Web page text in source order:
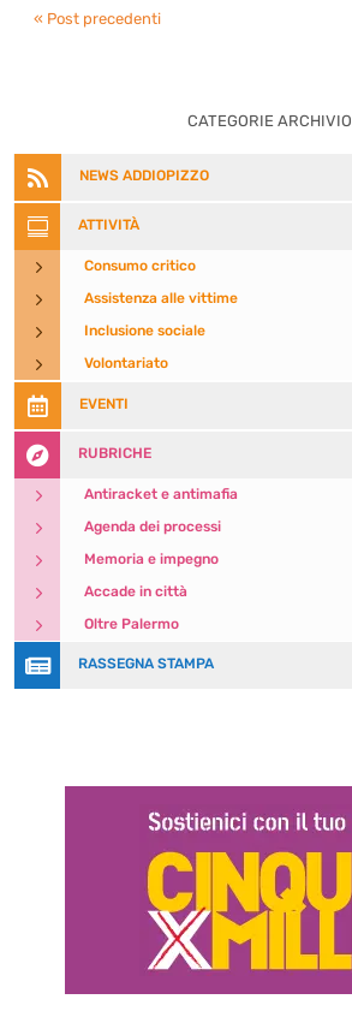
« Post precedenti
CATEGORIE ARCHIVIO
 NEWS ADDIOPIZZO
 ATTIVITÀ
5 Consumo critico
5 Assistenza alle vittime
5 Inclusione sociale
5 Volontariato
 EVENTI
 RUBRICHE
5 Antiracket e antimafia
5 Agenda dei processi
5 Memoria e impegno
5 Accade in città
5 Oltre Palermo
 RASSEGNA STAMPA